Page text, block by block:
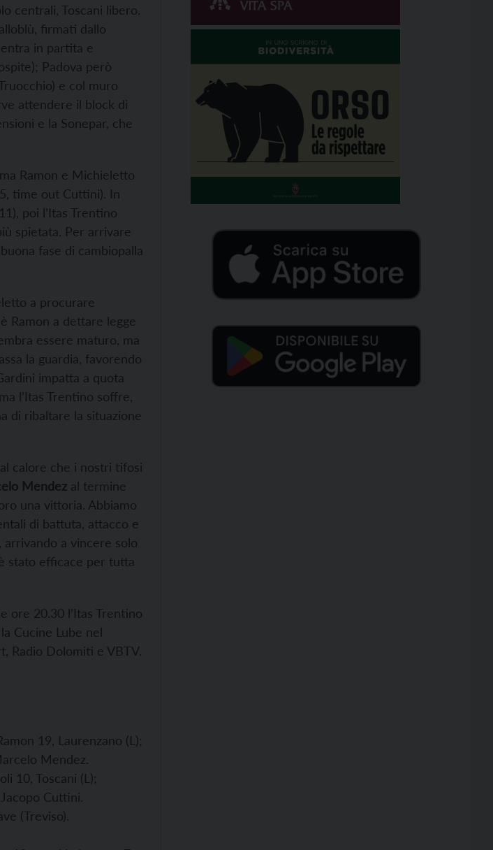
centrali, Toscani libero.
firmati dallo
entra in partita e
Padova però
e col muro
attendere il block di
e la Sonepar, che
Ramon e Michieletto
time out Cuttini). In
poi l’Itas Trentino
spietata. Per arrivare
fase di cambiopalla
a procurare
Ramon a dettare legge
essere maturo, ma
la guardia, favorendo
impatta a quota
l’Itas Trentino soffre,
di ribaltare la situazione
calore che i nostri tifosi
Mendez al termine
una vittoria. Abbiamo
di battuta, attacco e
a vincere solo
stato efficace per tutta
ore 20.30 l’Itas Trentino
Cucine Lube nel
Radio Dolomiti e VBTV.
19, Laurenzano (L);
Mendez.
10, Toscani (L);
Cuttini.
(Treviso).